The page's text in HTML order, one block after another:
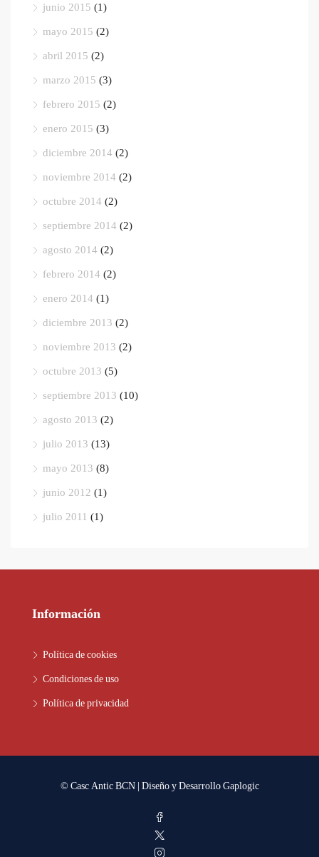
junio 2015 (1)
mayo 2015 (2)
abril 2015 (2)
marzo 2015 (3)
febrero 2015 (2)
enero 2015 (3)
diciembre 2014 (2)
noviembre 2014 (2)
octubre 2014 (2)
septiembre 2014 (2)
agosto 2014 (2)
febrero 2014 (2)
enero 2014 (1)
diciembre 2013 (2)
noviembre 2013 (2)
octubre 2013 (5)
septiembre 2013 (10)
agosto 2013 (2)
julio 2013 (13)
mayo 2013 (8)
junio 2012 (1)
julio 2011 (1)
Información
Política de cookies
Condiciones de uso
Política de privacidad
© Casc Antic BCN | Diseño y DesarrolloGaplogic